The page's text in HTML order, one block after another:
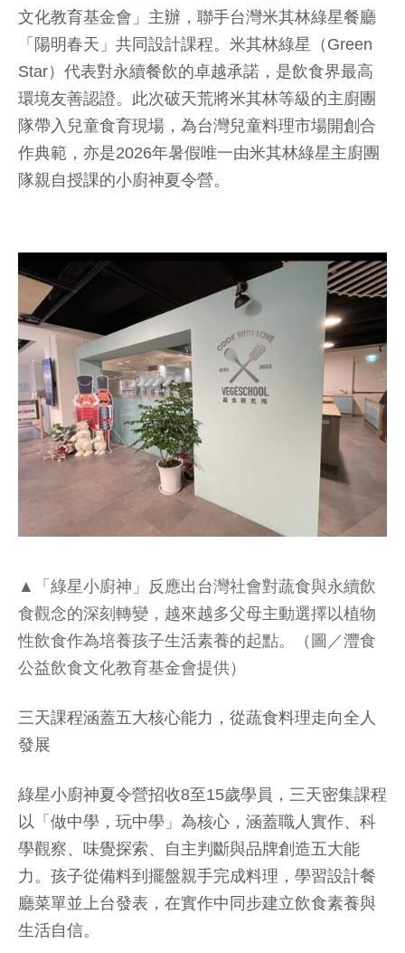
文化教育基金會」主辦，聯手台灣米其林綠星餐廳
「陽明春天」共同設計課程。米其林綠星（Green
Star）代表對永續餐飲的卓越承諾，是飲食界最高
環境友善認證。此次破天荒將米其林等級的主廚團
隊帶入兒童食育現場，為台灣兒童料理市場開創合
作典範，亦是2026年暑假唯一由米其林綠星主廚團
隊親自授課的小廚神夏令營。
▲「綠星小廚神」反應出台灣社會對蔬食與永續飲
食觀念的深刻轉變，越來越多父母主動選擇以植物
性飲食作為培養孩子生活素養的起點。（圖／灃食
公益飲食文化教育基金會提供）
三天課程涵蓋五大核心能力，從蔬食料理走向全人
發展
綠星小廚神夏令營招收8至15歲學員，三天密集課程
以「做中學，玩中學」為核心，涵蓋職人實作、科
學觀察、味覺探索、自主判斷與品牌創造五大能
力。孩子從備料到擺盤親手完成料理，學習設計餐
廳菜單並上台發表，在實作中同步建立飲食素養與
生活自信。